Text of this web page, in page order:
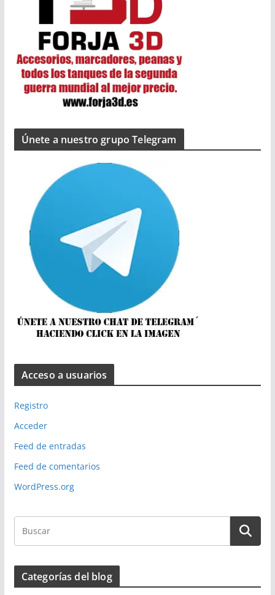
Únete a nuestro grupo Telegram
Acceso a usuarios
Registro
Acceder
Feed de entradas
Feed de comentarios
WordPress.org
Categorías del blog